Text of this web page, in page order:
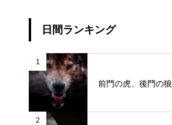
日間ランキング
1
前門の虎、後門の狼
2